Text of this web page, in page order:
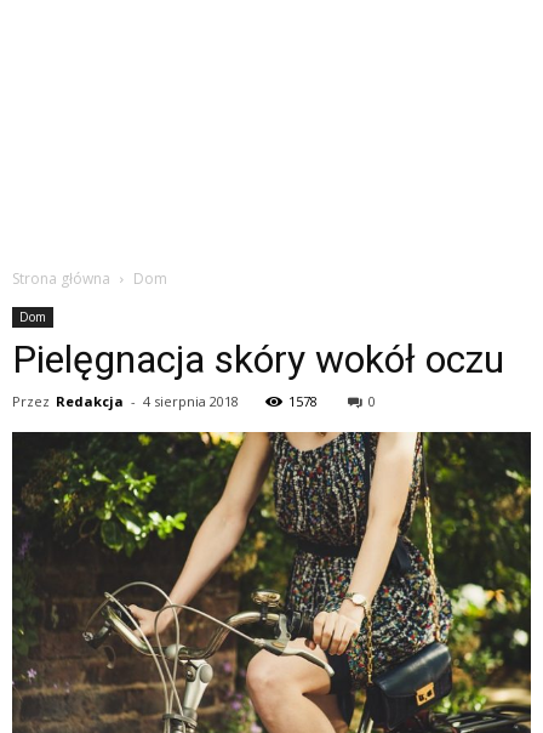
Strona główna Dom
Dom
Pielęgnacja skóry wokół oczu
Przez Redakcja - 4 sierpnia 2018 1578 0